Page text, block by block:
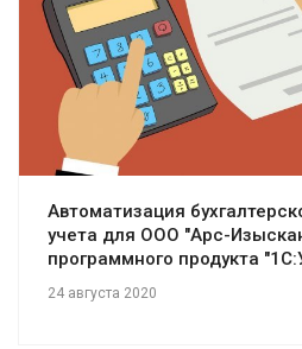
Смотреть
Автоматизация
учета для ООО "Арс-
программного продукта
24 августа 2020